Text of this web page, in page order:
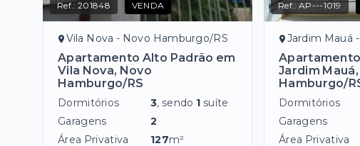
Ref.:201848 VENDA
Vila Nova - Novo Hamburgo/RS
Apartamento Alto Padrão em
Vila Nova, Novo
Hamburgo/RS
Dormitórios 3, sendo 1 suíte
Garagens
2
Área Privativa
127m²
Ref.:AP---1019
Jardim Mauá -
Jardim
Hamburgo/
Dormitórios
Garagens
Área Privativa